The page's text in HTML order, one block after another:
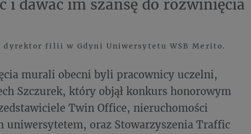
i dawać im szansę do rozwinięcia
dyrektor filii w Gdyni Uniwersytetu WSB Merito.
murali obecni byli pracownicy uczelni,
Szczurek, który objął konkurs honorowym
Twin Office, nieruchomości
uniwersytetem, oraz Stowarzyszenia Traffic